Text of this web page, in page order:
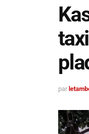
par